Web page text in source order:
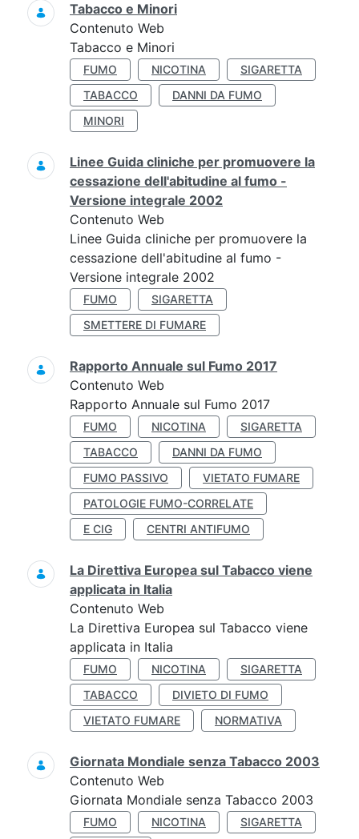
Tabacco e Minori
Contenuto Web
Tabacco e Minori
FUMO NICOTINA
SIGARETTA
TABACCO
DANNI DA FUMO
MINORI
Linee Guida cliniche per promuovere la
cessazione dell'abitudine al fumo -
Versione integrale 2002
Contenuto Web
Linee Guida cliniche per promuovere la
cessazione dell'abitudine al fumo -
Versione integrale 2002
FUMO
SIGARETTA
SMETTERE DI FUMARE
Rapporto Annuale sul Fumo 2017
Contenuto Web
Rapporto Annuale sul Fumo 2017
FUMO NICOTINA
SIGARETTA
TABACCO
DANNI DA FUMO
FUMO PASSIVO
VIETATO FUMARE
PATOLOGIE FUMO-CORRELATE
E CIG
CENTRI ANTIFUMO
La Direttiva Europea sul Tabacco viene
applicata in Italia
Contenuto Web
La Direttiva Europea sul Tabacco viene
applicata in Italia
FUMO NICOTINA
SIGARETTA
TABACCO
DIVIETO DI FUMO
VIETATO FUMARE
NORMATIVA
Giornata Mondiale senza Tabacco 2003
Contenuto Web
Giornata Mondiale senza Tabacco 2003
FUMO NICOTINA
SIGARETTA